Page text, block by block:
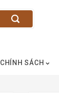
CHÍNH SÁCH